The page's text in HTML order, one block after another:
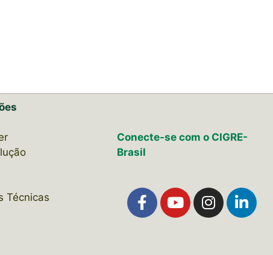
Técnicas
Conecte-se com o CIGRE-
Brasil